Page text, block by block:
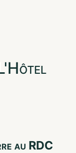
au RDC